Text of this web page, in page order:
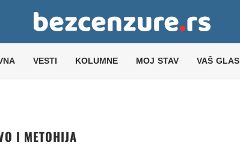
VESTI KOLUMNE MOJ STAV VAŠ GLAS
I METOHIJA